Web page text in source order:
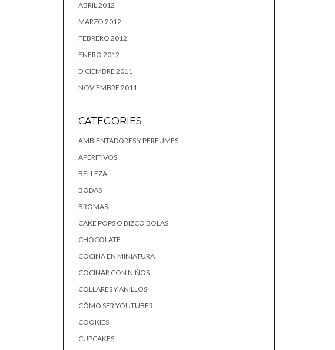
ABRIL 2012
MARZO 2012
FEBRERO 2012
ENERO 2012
DICIEMBRE 2011
NOVIEMBRE 2011
CATEGORIES
AMBIENTADORES Y PERFUMES
APERITIVOS
BELLEZA
BODAS
BROMAS
CAKE POPS O BIZCO BOLAS
CHOCOLATE
COCINA EN MINIATURA
COCINAR CON NIÑOS
COLLARES Y ANILLOS
CÓMO SER YOUTUBER
COOKIES
CUPCAKES